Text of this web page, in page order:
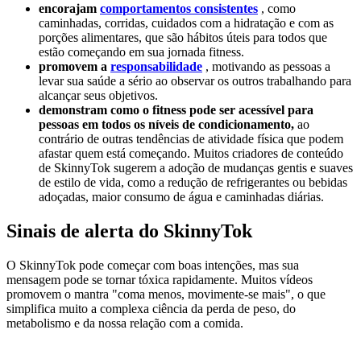
encorajam comportamentos consistentes , como
caminhadas, corridas, cuidados com a hidratação e com as
porções alimentares, que são hábitos úteis para todos que
estão começando em sua jornada fitness.
promovem a responsabilidade , motivando as pessoas a
levar sua saúde a sério ao observar os outros trabalhando para
alcançar seus objetivos.
demonstram como o fitness pode ser acessível para
pessoas em todos os níveis de condicionamento, ao
contrário de outras tendências de atividade física que podem
afastar quem está começando. Muitos criadores de conteúdo
de SkinnyTok sugerem a adoção de mudanças gentis e suaves
de estilo de vida, como a redução de refrigerantes ou bebidas
adoçadas, maior consumo de água e caminhadas diárias.
Sinais de alerta do SkinnyTok
O SkinnyTok pode começar com boas intenções, mas sua
mensagem pode se tornar tóxica rapidamente. Muitos vídeos
promovem o mantra "coma menos, movimente-se mais", o que
simplifica muito a complexa ciência da perda de peso, do
metabolismo e da nossa relação com a comida.